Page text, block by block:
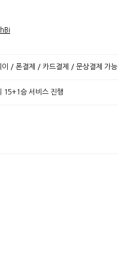
이 / 폰결제 / 카드결제 / 문상결제 가능
15+1승 서비스 진행